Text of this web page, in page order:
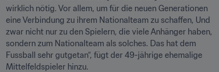
wirklich nötig. Vor allem, um für die neuen Generationen
eine Verbindung zu ihrem Nationalteam zu schaffen, Und
zwar nicht nur zu den Spielern, die viele Anhänger haben,
sondern zum Nationalteam als solches. Das hat dem
Fussball sehr gutgetan“, fügt der 49-jährige ehemalige
Mittelfeldspieler hinzu.